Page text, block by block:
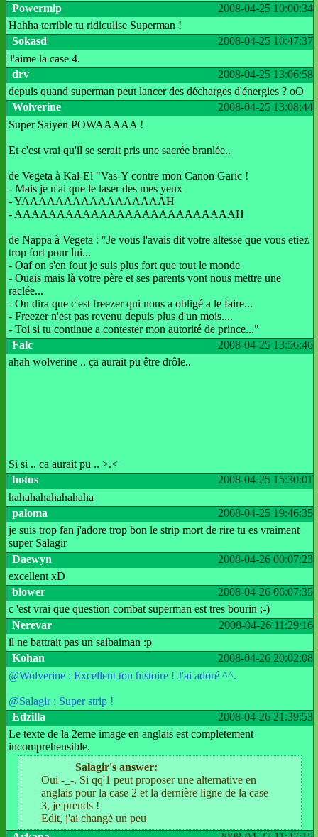
2008-04-25 10:00:34
Powermip
Hahha terrible tu ridiculise Superman !
2008-04-25 10:47:37
Sokasd
J'aime la case 4.
2008-04-25 13:06:58
drv
depuis quand superman peut lancer des décharges d'énergies ? oO
2008-04-25 13:08:44
Wolverine
Super Saiyen POWAAAAA !
Et c'est vrai qu'il se serait pris une sacrée branlée..
de Vegeta à Kal-El "Vas-Y contre mon Canon Garic !
- Mais je n'ai que le laser des mes yeux
- YAAAAAAAAAAAAAAAAAH
- AAAAAAAAAAAAAAAAAAAAAAAAAAH
de Nappa à Vegeta : "Je vous l'avais dit votre altesse que vous etiez
trop fort pour lui...
- Oaf on s'en fout je suis plus fort que tout le monde
- Ouais mais là votre père et ses parents vont nous mettre une
raclée...
- On dira que c'est freezer qui nous a obligé a le faire...
- Freezer n'est pas revenu depuis plus d'un mois....
- Toi si tu continue a contester mon autorité de prince..."
2008-04-25 13:56:46
Falc
ahah wolverine .. ça aurait pu être drôle..
Si si .. ca aurait pu .. >.<
2008-04-25 15:30:01
hotus
hahahahahahahaha
2008-04-25 19:46:35
paloma
je suis trop fan j'adore trop bon le strip mort de rire tu es vraiment
super Salagir
2008-04-26 00:07:23
Daewyn
excellent xD
2008-04-26 06:07:35
blower
c 'est vrai que question combat superman est tres bourin ;-)
2008-04-26 11:29:16
Nerevar
il ne battrait pas un saibaiman :p
2008-04-26 20:02:08
Kohan
@Wolverine : Excellent ton histoire ! J'ai adoré ^^.
@Salagir : Super strip !
2008-04-26 21:39:53
Edzilla
Le texte de la 2eme image en anglais est completement
incomprehensible.
Salagir's answer:
Oui -_-. Si qq'1 peut proposer une alternative en
anglais pour la case 2 et la dernière ligne de la case
3, je prends !
Edit, j'ai changé un peu